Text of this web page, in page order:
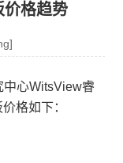
价格趋势
中心WitsView睿
格如下：